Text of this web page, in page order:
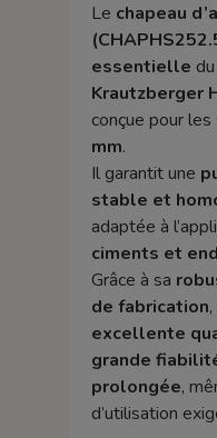
Le chapeau
essentielle du
Krautzberger
conçue pour les
mm.
Il garantit une
stable et
adaptée à
ciments et
Grâce à sa
de fabrication
excellente
grande
prolongée,
d’utilisation